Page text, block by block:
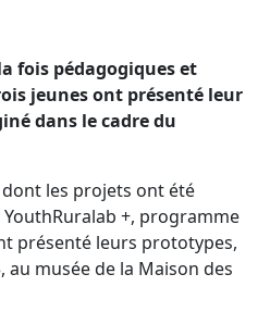
fois pédagogiques et
jeunes ont présenté leur
dans le cadre du
les projets ont été
+, programme
présenté leurs prototypes,
au musée de la Maison des